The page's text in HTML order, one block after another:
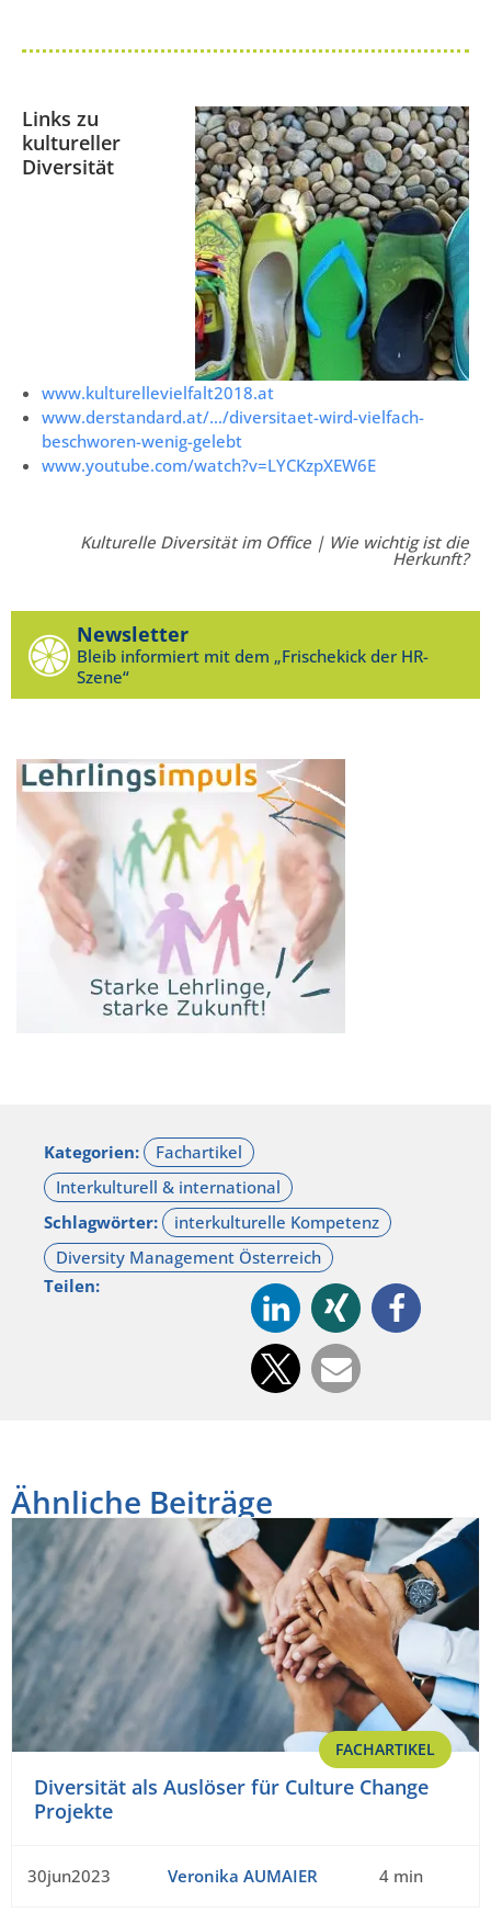
Links zu
kultureller
Diversität
www.kulturellevielfalt2018.at
www.derstandard.at/…/diversitaet-wird-vielfach-
beschworen-wenig-gelebt
www.youtube.com/watch?v=LYCKzpXEW6E
Kulturelle Diversität im Office | Wie wichtig ist die
Herkunft?
Newsletter
Bleib informiert mit dem „Frischekick der HR-
Szene“
Kategorien:
Schlagwörter:
Teilen:
Ähnliche Beiträge
FACHARTIKEL
Diversität als Auslöser für Culture Change
Projekte
30jun2023 Veronika AUMAIER 4 min